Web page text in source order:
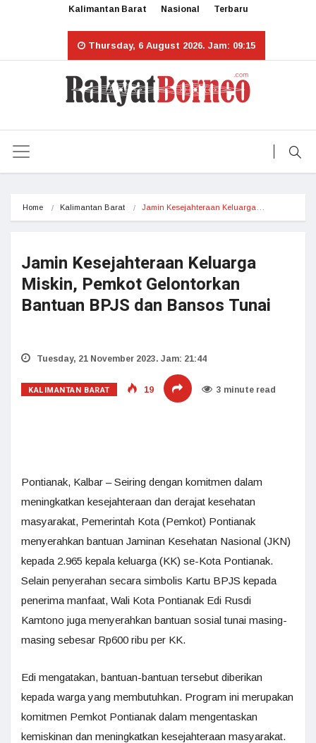
Kalimantan Barat Nasional Terbaru
Thursday, 6 August 2026. Jam: 09:15
Home Kalimantan Barat Jamin Kesejahteraan Keluarga…
Jamin Kesejahteraan Keluarga
Miskin, Pemkot Gelontorkan
Bantuan BPJS dan Bansos Tunai
Tuesday, 21 November 2023. Jam: 21:44
KALIMANTAN BARAT 19 3 minute read
Pontianak, Kalbar – Seiring dengan komitmen dalam
meningkatkan kesejahteraan dan derajat kesehatan
masyarakat, Pemerintah Kota (Pemkot) Pontianak
menyerahkan bantuan Jaminan Kesehatan Nasional (JKN)
kepada 2.965 kepala keluarga (KK) se-Kota Pontianak.
Selain penyerahan secara simbolis Kartu BPJS kepada
penerima manfaat, Wali Kota Pontianak Edi Rusdi
Kamtono juga menyerahkan bantuan sosial tunai masing-
masing sebesar Rp600 ribu per KK.
Edi mengatakan, bantuan-bantuan tersebut diberikan
kepada warga yang membutuhkan. Program ini merupakan
komitmen Pemkot Pontianak dalam mengentaskan
kemiskinan dan meningkatkan kesejahteraan masyarakat.